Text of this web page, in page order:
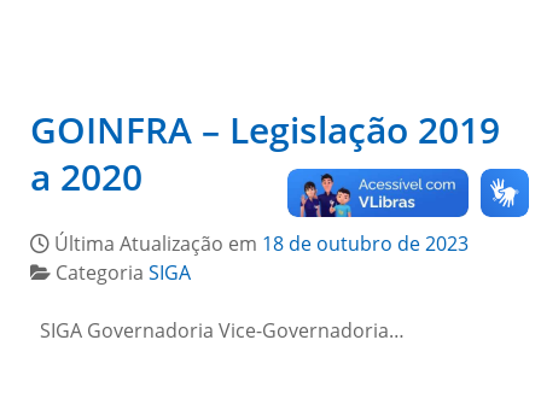
GOINFRA – Legislação 2019
a 2020
Última Atualização em 18 de outubro de 2023
Categoria SIGA
SIGA Governadoria Vice-Governadoria…